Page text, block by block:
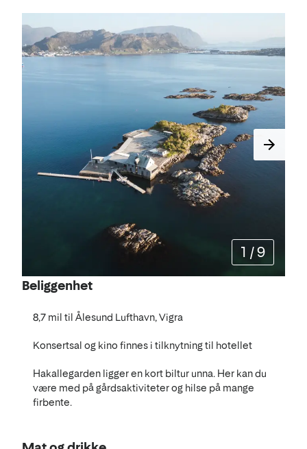
1 /9
Beliggenhet
8,7 mil til Ålesund Lufthavn, Vigra
Konsertsal og kino finnes i tilknytning til hotellet
Hakallegarden ligger en kort biltur unna. Her kan du
være med på gårdsaktiviteter og hilse på mange
firbente.